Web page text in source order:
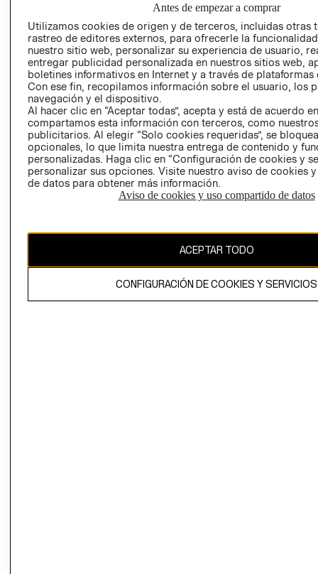
TRANSPARENCIA
Y ÉTICA (INGLÉS)
COMERCIO - SIC
PETICIONES
QUEJAS Y
RECLAMOS
Colombia ($)
CAMBIAR REGIÓN
El contenido de esta página web está protegido por copyright y es
Antes de empezar a comprar
Utilizamos cookies de origen y de terceros, incluidas otras
rastreo de editores externos, para ofrecerle la
nuestro sitio web, personalizar su experiencia de usuario,
entregar publicidad personalizada en nuestros sitios web,
boletines informativos en Internet y a través de plataformas
Con ese fin, recopilamos información sobre el usuario, los
navegación y el dispositivo.
Al hacer clic en “Aceptar todas”, acepta y está de acuerdo
compartamos esta información con terceros, como
publicitarios. Al elegir “Solo cookies requeridas”, se
opcionales, lo que limita nuestra entrega de contenido y
personalizadas. Haga clic en “Configuración de cookies y
personalizar sus opciones. Visite nuestro aviso de cookies
de datos para obtener más información.
Aviso de cookies y uso compartido de datos
ACEPTAR TODO
CONFIGURACIÓN DE COOKIES Y SERVICIOS